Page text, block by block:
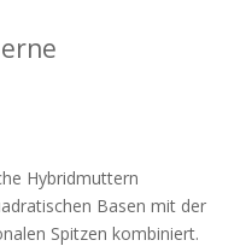
Hybridmuttern
Basen mit der
Spitzen kombiniert.